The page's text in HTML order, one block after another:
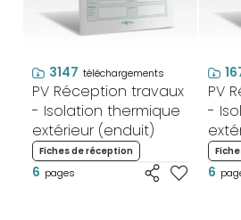
3147 téléchargements
PV Réception travaux
- Isolation thermique
extérieur (enduit)
Fiches de réception
6 pages
PV
-
6